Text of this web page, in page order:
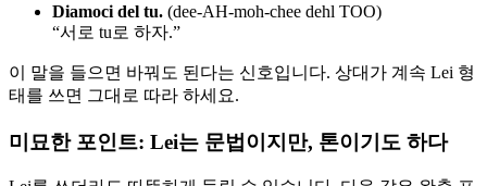
Diamoci del tu. (dee-AH-moh-chee dehl TOO)
“서로 tu로 하자.”
이 말을 들으면 바꿔도 된다는 신호입니다. 상대가 계속 Lei 형
태를 쓰면 그대로 따라 하세요.
미묘한 포인트: Lei는 문법이지만, 톤이기도 하다